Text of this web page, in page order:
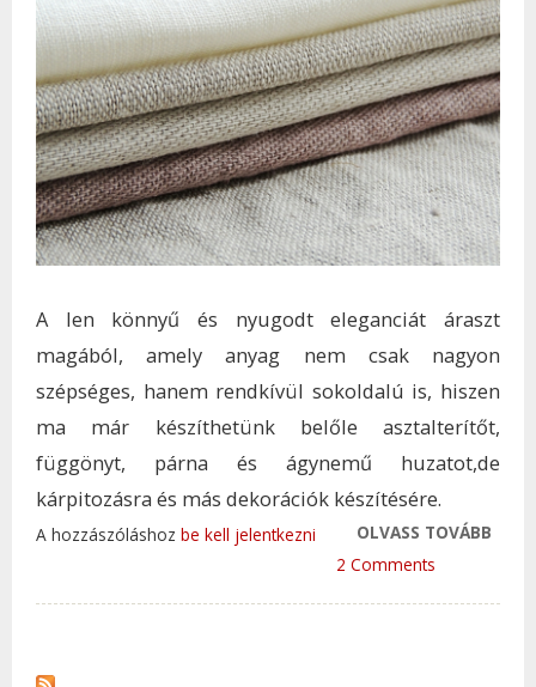
A len könnyű és nyugodt eleganciát áraszt
magából, amely anyag nem csak nagyon
szépséges, hanem rendkívül sokoldalú is, hiszen
ma már készíthetünk belőle asztalterítőt,
függönyt, párna és ágynemű huzatot,de
kárpitozásra és más dekorációk készítésére.
OLVASS TOVÁBB
A hozzászóláshoz be kell jelentkezni
2 Comments